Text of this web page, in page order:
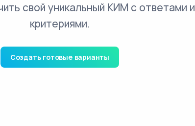
свой уникальный КИМ с ответами и
критериями.
Создать готовые варианты